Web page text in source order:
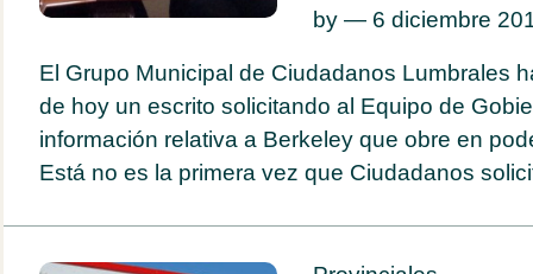
by — 6 diciembre
El Grupo Municipal de Ciudadanos Lumbrales
de hoy un escrito solicitando al Equipo de
información relativa a Berkeley que obre en
Está no es la primera vez que Ciudadanos